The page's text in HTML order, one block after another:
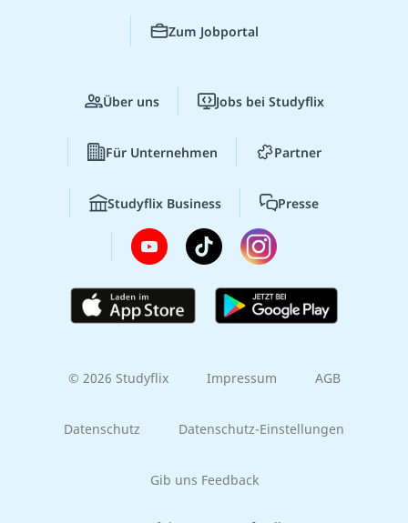
Zum Jobportal
Über uns Jobs bei Studyflix
Für Unternehmen Partner
Studyflix Business Presse
© 2026 Studyflix Impressum AGB
Datenschutz Datenschutz-Einstellungen
Gib uns Feedback